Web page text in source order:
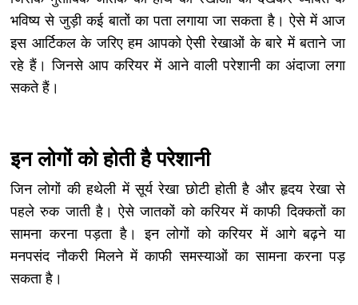
भविष्य से जुड़ी कई बातों का पता लगाया जा सकता है। ऐसे में आज
इस आर्टिकल के जरिए हम आपको ऐसी रेखाओं के बारे में बताने जा
रहे हैं। जिनसे आप करियर में आने वाली परेशानी का अंदाजा लगा
सकते हैं।
इन लोगों को होती है परेशानी
जिन लोगों की हथेली में सूर्य रेखा छोटी होती है और हृदय रेखा से
पहले रुक जाती है। ऐसे जातकों को करियर में काफी दिक्कतों का
सामना करना पड़ता है। इन लोगों को करियर में आगे बढ़ने या
मनपसंद नौकरी मिलने में काफी समस्याओं का सामना करना पड़
सकता है।